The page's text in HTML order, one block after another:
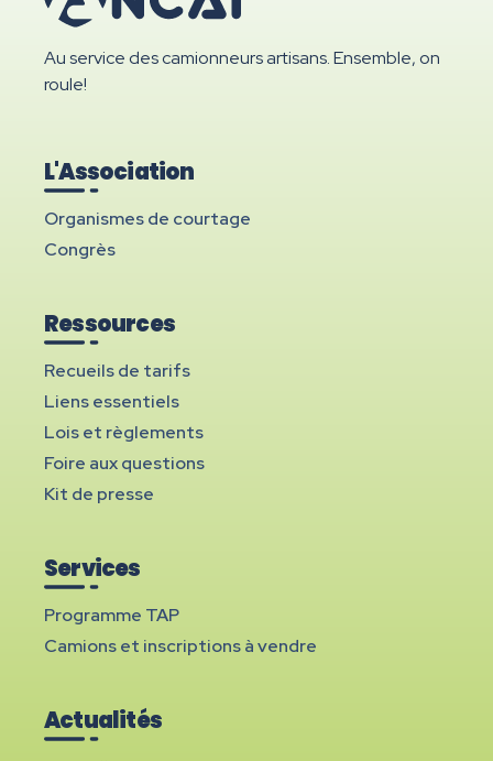
Au service des camionneurs artisans. Ensemble, on
roule!
L'Association
Organismes de courtage
Congrès
Ressources
Recueils de tarifs
Liens essentiels
Lois et règlements
Foire aux questions
Kit de presse
Services
Programme TAP
Camions et inscriptions à vendre
Actualités